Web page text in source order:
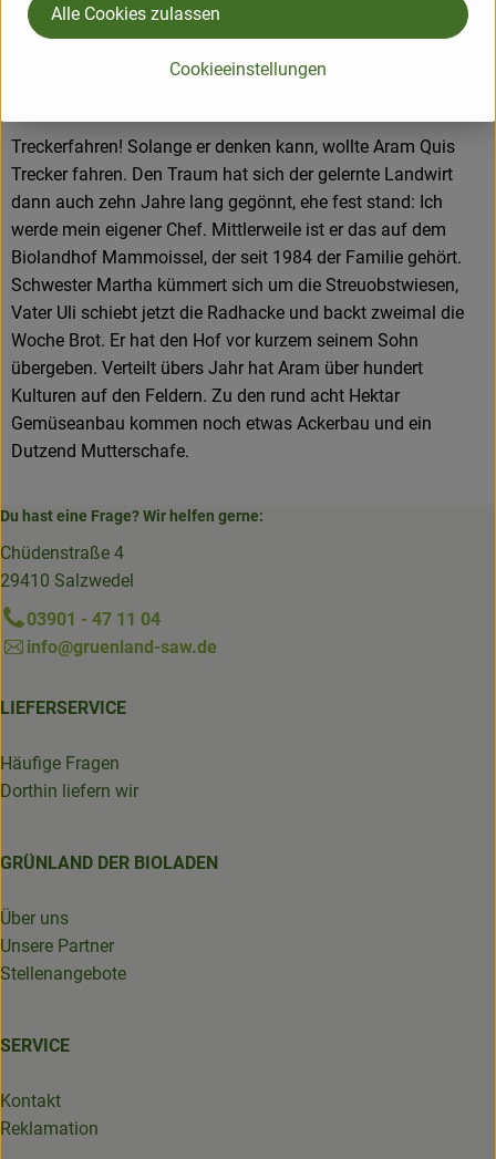
29487 Luckau Wendland
Biolandhof Mammoissel
Treckerfahren! Solange er denken kann, wollte Aram Quis
Trecker fahren. Den Traum hat sich der gelernte Landwirt
dann auch zehn Jahre lang gegönnt, ehe fest stand: Ich
werde mein eigener Chef. Mittlerweile ist er das auf dem
Biolandhof Mammoissel, der seit 1984 der Familie gehört.
Schwester Martha kümmert sich um die Streuobstwiesen,
Vater Uli schiebt jetzt die Radhacke und backt zweimal die
Woche Brot. Er hat den Hof vor kurzem seinem Sohn
übergeben. Verteilt übers Jahr hat Aram über hundert
Kulturen auf den Feldern. Zu den rund acht Hektar
Gemüseanbau kommen noch etwas Ackerbau und ein
Dutzend Mutterschafe.
Du hast eine Frage? Wir helfen gerne:
Chüdenstraße 4
29410 Salzwedel
03901 - 47 11 04
info@gruenland-saw.de
LIEFERSERVICE
Häufige Fragen
Dorthin liefern wir
GRÜNLAND DER BIOLADEN
Über uns
Unsere Partner
Stellenangebote
SERVICE
Kontakt
Reklamation
Cookieeinstellungen
Alle Cookies zulassen